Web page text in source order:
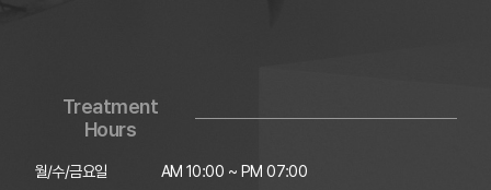
Treatment
Hours
월/수/금요일
AM 10:00 ~ PM 07:00